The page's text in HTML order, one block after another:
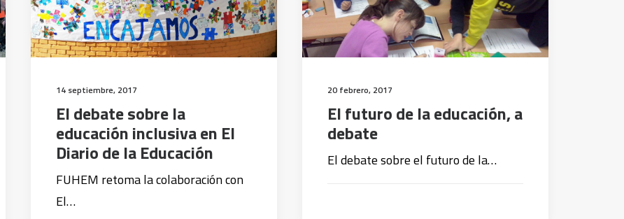
14 septiembre, 2017
El debate sobre la
educación inclusiva en El
Diario de la Educación
FUHEM retoma la colaboración con
El…
20 febrero, 2017
El futuro de la educación, a
debate
El debate sobre el futuro de la…